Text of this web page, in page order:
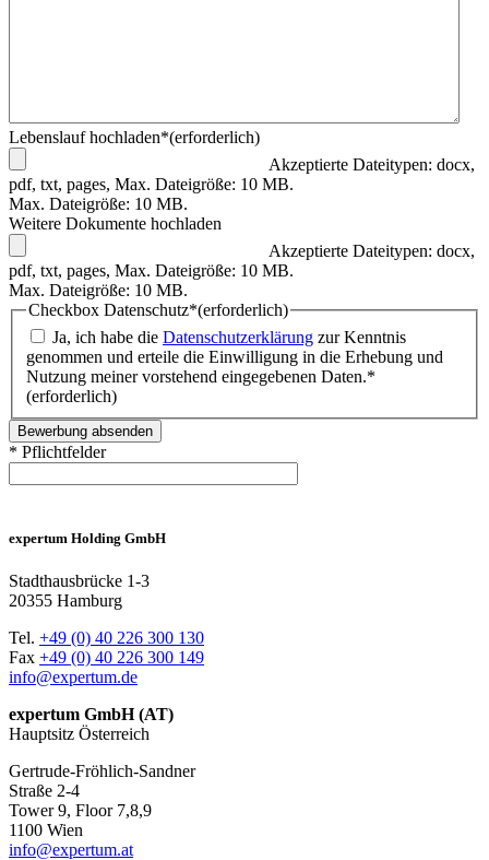
Lebenslauf hochladen*(erforderlich)
Akzeptierte Dateitypen: docx,
pdf, txt, pages, Max. Dateigröße: 10 MB.
Max. Dateigröße: 10 MB.
Weitere Dokumente hochladen
Akzeptierte Dateitypen: docx,
pdf, txt, pages, Max. Dateigröße: 10 MB.
Max. Dateigröße: 10 MB.
Checkbox Datenschutz*(erforderlich)
Ja, ich habe die Datenschutzerklärung zur Kenntnis
genommen und erteile die Einwilligung in die Erhebung und
Nutzung meiner vorstehend eingegebenen Daten.*
(erforderlich)
* Pflichtfelder
expertum Holding GmbH
Stadthausbrücke 1-3
20355 Hamburg
Tel. +49 (0) 40 226 300 130
Fax +49 (0) 40 226 300 149
info@expertum.de
expertum GmbH (AT)
Hauptsitz Österreich
Gertrude-Fröhlich-Sandner
Straße 2-4
Tower 9, Floor 7,8,9
1100 Wien
info@expertum.at